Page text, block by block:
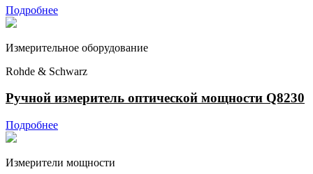
Подробнее
Измерительное оборудование
Rohde & Schwarz
Ручной измеритель оптической мощности Q8230
Подробнее
Измерители мощности